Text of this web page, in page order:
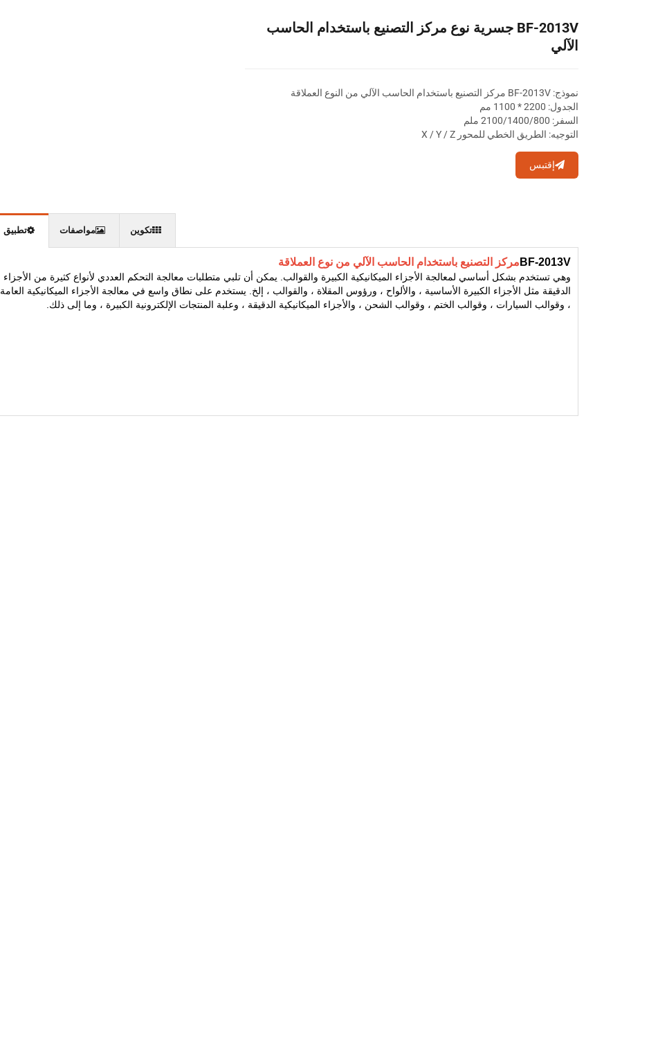
BF-2013V جسرية نوع مركز التصنيع باستخدام الحاسب
الآلي
نموذج: BF-2013V مركز التصنيع باستخدام الحاسب الآلي من النوع العملاقة
الجدول: 2200 * 1100 مم
السفر: 2100/1400/800 ملم
التوجيه: الطريق الخطي للمحور X / Y / Z
إقتبس
تطبيق مواصفات تكوين
BF-2013V مركز التصنيع باستخدام الحاسب الآلي من نوع العملاقة
وهي تستخدم بشكل أساسي لمعالجة الأجزاء الميكانيكية الكبيرة والقوالب. يمكن أن تلبي متطلبات معالجة التحكم العددي لأنواع كثيرة من الأجزاء
الدقيقة مثل الأجزاء الكبيرة الأساسية ، والألواح ، ورؤوس المقلاة ، والقوالب ، إلخ. يستخدم على نطاق واسع في معالجة الأجزاء الميكانيكية العامة
، وقوالب السيارات ، وقوالب الختم ، وقوالب الشحن ، والأجزاء الميكانيكية الدقيقة ، وعلبة المنتجات الإلكترونية الكبيرة ، وما إلى ذلك.